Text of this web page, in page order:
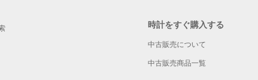
時計をすぐ購入する
中古販売について
中古販売商品一覧